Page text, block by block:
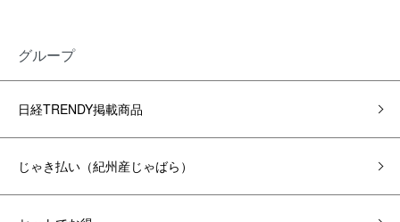
グループ
日経TRENDY掲載商品
じゃき払い（紀州産じゃばら）